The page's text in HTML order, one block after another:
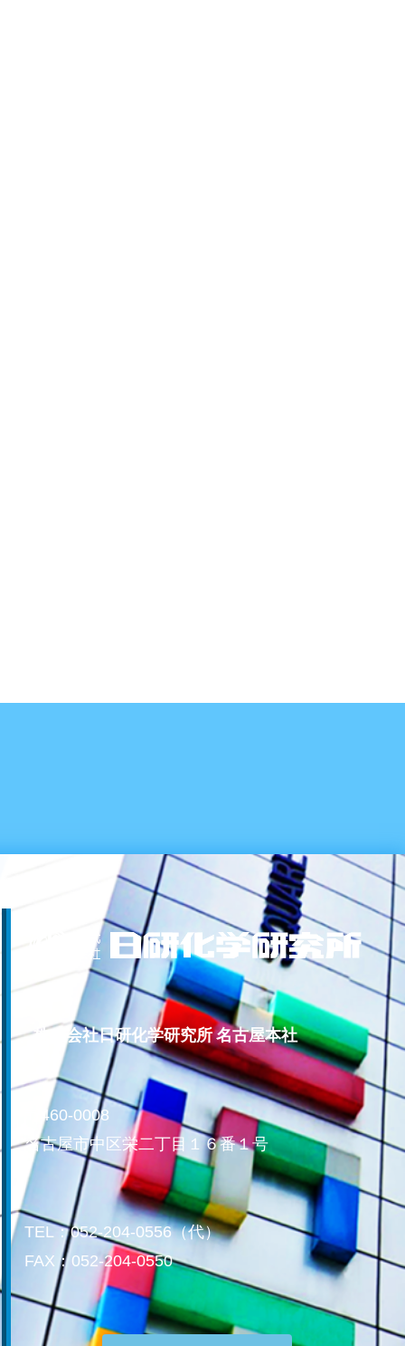
株式会社日研化学研究所 名古屋本社
〒460-0008
名古屋市中区栄二丁目１６番１号
TEL：052-204-0556（代）
FAX：052-204-0550
お問い合わせはこちら